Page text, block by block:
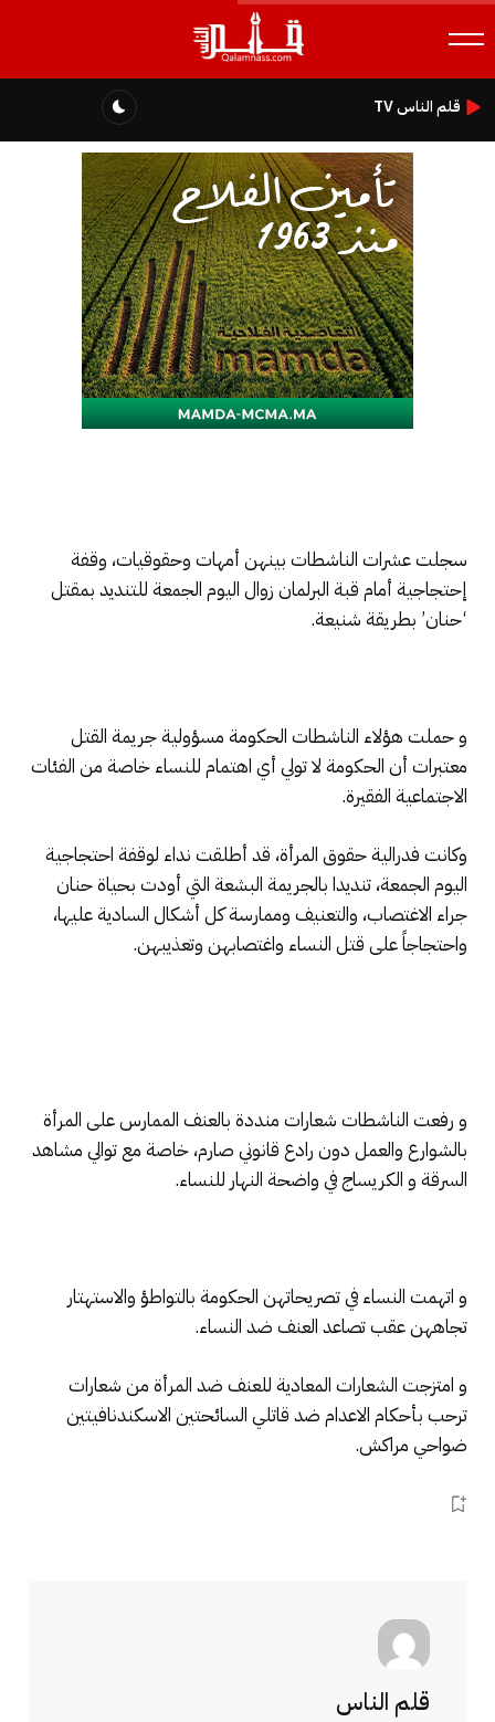
قلم الناس TV
سجلت عشرات الناشطات بينهن أمهات وحقوقيات، وقفة
إحتجاجية أمام قبة البرلمان زوال اليوم الجمعة للتنديد بمقتل
‘حنان’ بطريقة شنيعة.
و حملت هؤلاء الناشطات الحكومة مسؤولية جريمة القتل
معتبرات أن الحكومة لا تولي أي اهتمام للنساء خاصة من الفئات
الاجتماعية الفقيرة.
وكانت فدرالية حقوق المرأة، قد أطلقت نداء لوقفة احتجاجية
اليوم الجمعة، تنديدا بالجريمة البشعة التي أودت بحياة حنان
جراء الاغتصاب، والتعنيف وممارسة كل أشكال السادية عليها،
واحتجاجاً على قتل النساء واغتصابهن وتعذيبهن.
و رفعت الناشطات شعارات منددة بالعنف الممارس على المرأة
بالشوارع والعمل دون رادع قانوني صارم، خاصة مع توالي مشاهد
السرقة و الكريساج في واضحة النهار للنساء.
و اتهمت النساء في تصريحاتهن الحكومة بالتواطؤ والاستهتار
تجاههن عقب تصاعد العنف ضد النساء.
و امتزجت الشعارات المعادية للعنف ضد المرأة من شعارات
ترحب بأحكام الاعدام ضد قاتلي السائحتين الاسكندنافيتين
ضواحي مراكش.
قلم الناس